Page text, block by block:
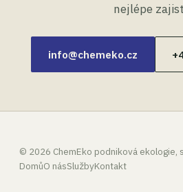
nejlépe
info@chemeko.cz
© 2026 ChemEko podniková ekologie,
DomůO násSlužbyKontakt